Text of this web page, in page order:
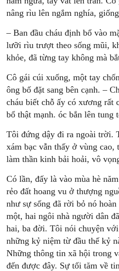
nâng rìu lên ngắm nghía,
– Ban đầu cháu định bổ vào
lưỡi rìu trượt theo sống mũi,
khỏe, đã từng tay không mà
Cô gái cúi xuống, một tay
ông bố đặt sang bên cạnh. –
cháu biết chỗ ấy có xương rất
bổ thật mạnh. óc bắn lên tung
Tôi đứng dậy đi ra ngoài trời.
xám bạc vẫn thấy ở vùng cao,
làm thần kinh bải hoải, vô
Có lần, đấy là vào mùa hè
rẻo đất hoang vu ở thượng
như sự sống đã rời bỏ nó
một, hai ngôi nhà người dân
hai, ba đời. Tôi nói chuyện
những kỷ niệm từ đầu thế kỷ
Những thông tin xã hội trong
đến được đây. Sự tối tăm về